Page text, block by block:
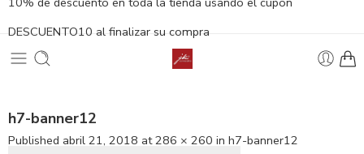
DESCUENTO10 al finalizar su compra
h7-banner12
Published abril 21, 2018 at286 × 260 in h7-banner12